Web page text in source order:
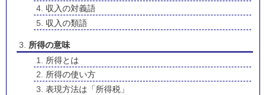
収入の対義語
収入の類語
所得の意味
所得とは
所得の使い方
表現方法は「所得税」